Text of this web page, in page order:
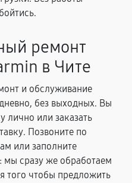
ремонт
в Чите
и обслуживание
без выходных. Вы
лично или заказать
Позвоните по
или заполните
мы сразу же обработаем
того чтобы предложить